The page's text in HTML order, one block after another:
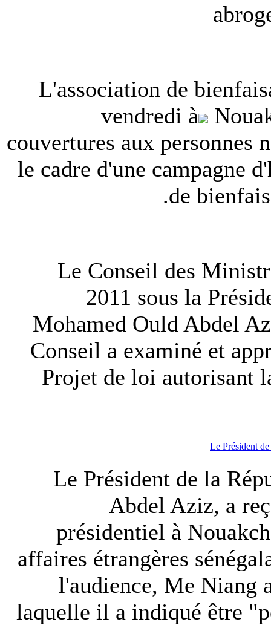
L'association de
vendredi à
couvertures aux personnes
le cadre d'une campagne
de
Le Conseil des
2011 sous la
Mohamed Ould Abdel
Conseil a examiné et
Projet de loi autorisant
Le Président
Le Président de la
Abdel Aziz, a
présidentiel à
affaires étrangères
l'audience, Me Niang
laquelle il a indiqué être